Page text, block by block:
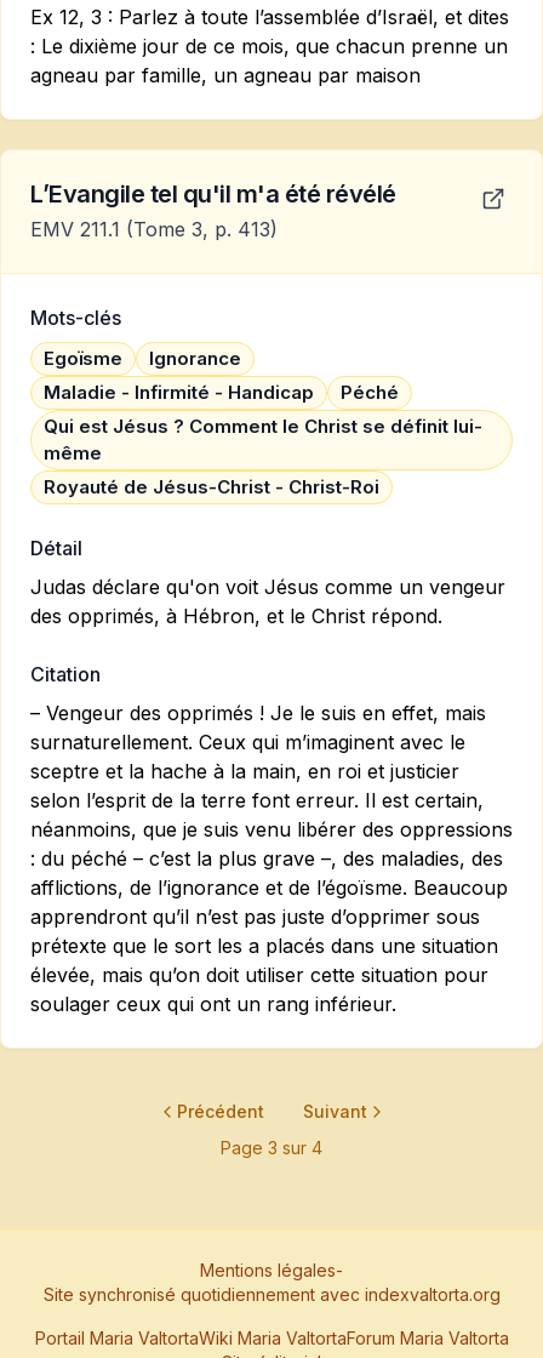
Ex 12, 3 : Parlez à toute l’assemblée d’Israël, et dites
: Le dixième jour de ce mois, que chacun prenne un
agneau par famille, un agneau par maison
L’Evangile tel qu'il m'a été révélé
EMV 211.1 (Tome 3, p. 413)
Mots-clés
Egoïsme
Ignorance
Maladie - Infirmité - Handicap
Péché
Qui est Jésus ? Comment le Christ se définit lui-
même
Royauté de Jésus-Christ - Christ-Roi
Détail
Judas déclare qu'on voit Jésus comme un vengeur
des opprimés, à Hébron, et le Christ répond.
Citation
– Vengeur des opprimés ! Je le suis en effet, mais
surnaturellement. Ceux qui m’imaginent avec le
sceptre et la hache à la main, en roi et justicier
selon l’esprit de la terre font erreur. Il est certain,
néanmoins, que je suis venu libérer des oppressions
: du péché – c’est la plus grave –, des maladies, des
afflictions, de l’ignorance et de l’égoïsme. Beaucoup
apprendront qu’il n’est pas juste d’opprimer sous
prétexte que le sort les a placés dans une situation
élevée, mais qu’on doit utiliser cette situation pour
soulager ceux qui ont un rang inférieur.
Précédent
Suivant
Page 3 sur 4
Mentions légales-
Site synchronisé quotidiennement avec indexvaltorta.org
Portail Maria ValtortaWiki Maria ValtortaForum Maria Valtorta